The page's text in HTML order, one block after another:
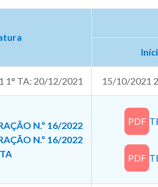
1° TA: 20/12/2021 15/10/2021
N.º 16/2022
N.º 16/2022
PDF
PDF